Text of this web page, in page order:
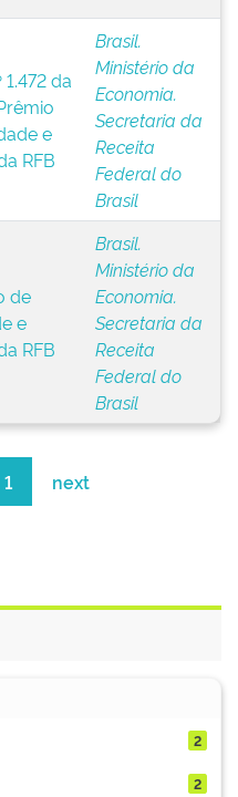
da
e
RFB
Brasil.
Ministério da
Economia.
Secretaria da
Receita
Federal do
Brasil
de
e
RFB
Brasil.
Ministério da
Economia.
Secretaria da
Receita
Federal do
Brasil
1 next
2
2